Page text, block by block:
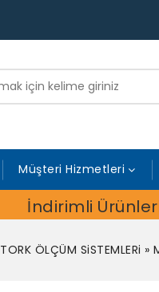
Müşteri Hizmetleri
İndirimli
TORK ÖLÇÜM SiSTEMLERi »